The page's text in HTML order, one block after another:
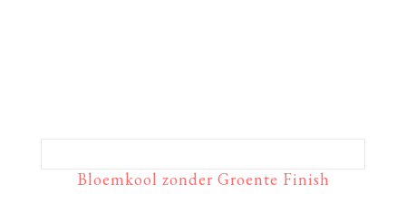
Bloemkool zonder Groente Finish